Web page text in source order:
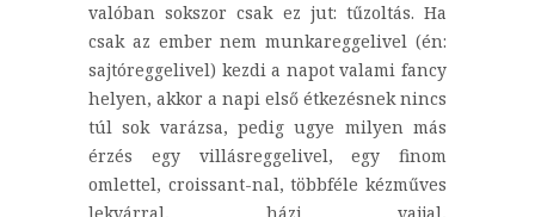
valóban sokszor csak ez jut: tűzoltás. Ha
csak az ember nem munkareggelivel (én:
sajtóreggelivel) kezdi a napot valami fancy
helyen, akkor a napi első étkezésnek nincs
túl sok varázsa, pedig ugye milyen más
érzés egy villásreggelivel, egy finom
omlettel, croissant-nal, többféle kézműves